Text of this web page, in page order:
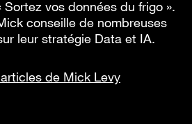
vos données du frigo ».
conseille de nombreuses
leur stratégie Data et IA.
de Mick Levy